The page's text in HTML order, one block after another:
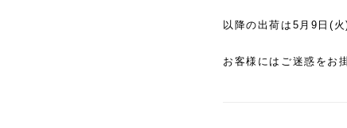
以降の出荷は5月9日(
お客様には ご迷惑をお